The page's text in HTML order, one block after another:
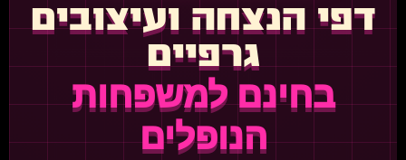
דפי הנצחה ועיצובים
גרפיים
בחינם למשפחות
הנופלים